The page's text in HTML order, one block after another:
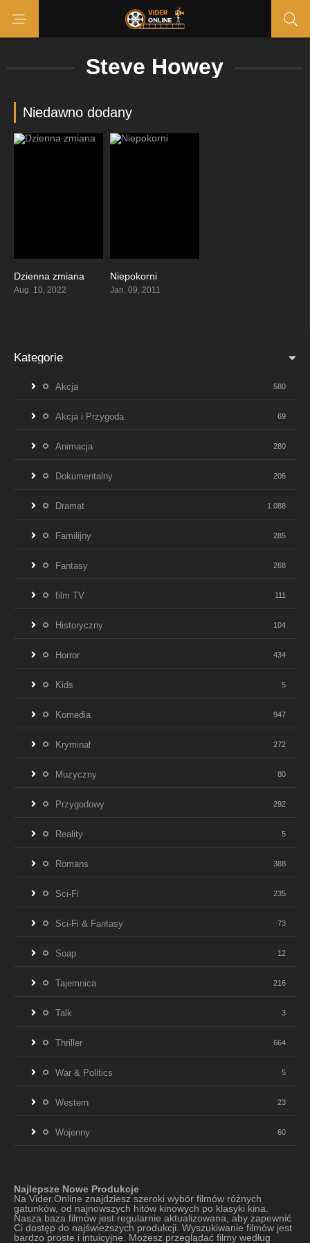
Steve Howey
Niedawno dodany
Dzienna zmiana
Aug. 10, 2022
Niepokorni
Jan. 09, 2011
Kategorie
Akcja 580
Akcja i Przygoda 69
Animacja 280
Dokumentalny 206
Dramat 1 088
Familijny 285
Fantasy 268
film TV 111
Historyczny 104
Horror 434
Kids 5
Komedia 947
Kryminał 272
Muzyczny 80
Przygodowy 292
Reality 5
Romans 388
Sci-Fi 235
Sci-Fi & Fantasy 73
Soap 12
Tajemnica 216
Talk 3
Thriller 664
War & Politics 5
Western 23
Wojenny 60
Najlepsze Nowe Produkcje
Na Vider.Online znajdziesz szeroki wybór filmów różnych
gatunków, od najnowszych hitów kinowych po klasyki kina.
Nasza baza filmów jest regularnie aktualizowana, aby zapewnić
Ci dostęp do najświeższych produkcji. Wyszukiwanie filmów jest
bardzo proste i intuicyjne. Możesz przeglądać filmy według